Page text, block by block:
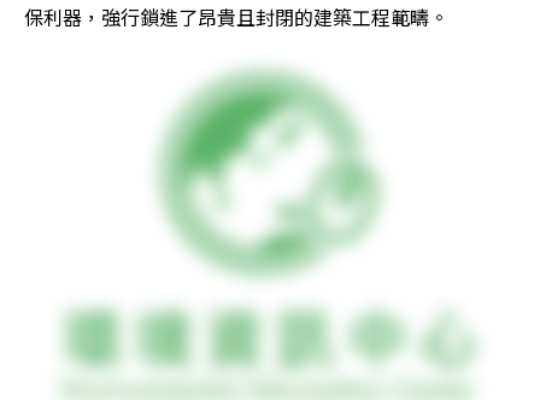
保利器，強行鎖進了昂貴且封閉的建築工程範疇。